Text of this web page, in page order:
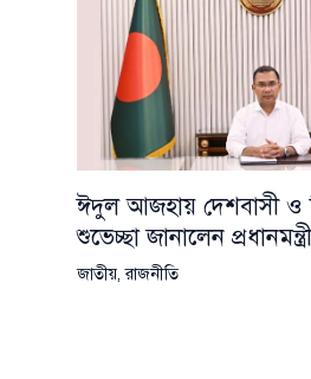
ঈদুল আজহায় দেশবাসী ও
শুভেচ্ছা জানালেন
জাতীয়,রাজনীতি